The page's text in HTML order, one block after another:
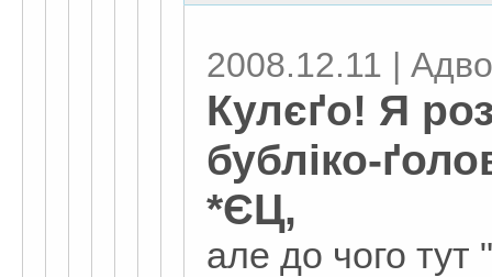
2008.12.11 |
Кулєґо! Я
бубліко-
*ЄЦ,
але до чого тут